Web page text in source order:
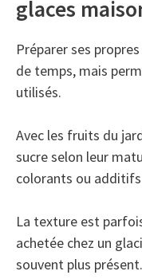
glaces
Préparer ses
de temps, mais
utilisés.
Avec les fruits du
sucre selon leur
colorants ou
La texture est
achetée chez un
souvent plus présent.